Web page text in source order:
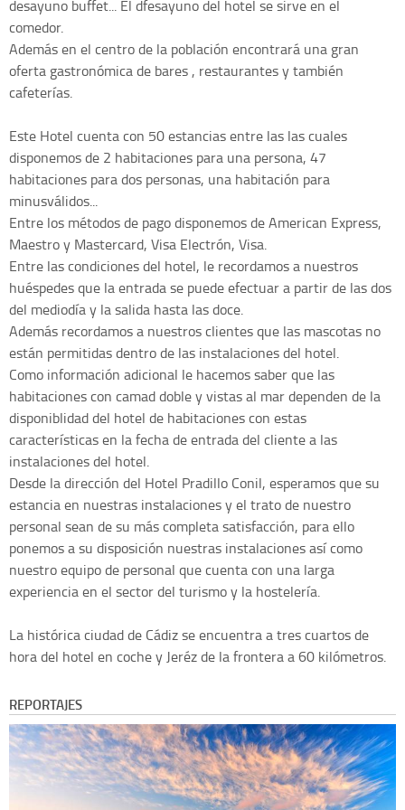
desayuno buffet... El dfesayuno del hotel se sirve en el
comedor.
Además en el centro de la población encontrará una gran
oferta gastronómica de bares , restaurantes y también
cafeterías.
Este Hotel cuenta con 50 estancias entre las las cuales
disponemos de 2 habitaciones para una persona, 47
habitaciones para dos personas, una habitación para
minusválidos...
Entre los métodos de pago disponemos de American Express,
Maestro y Mastercard, Visa Electrón, Visa.
Entre las condiciones del hotel, le recordamos a nuestros
huéspedes que la entrada se puede efectuar a partir de las dos
del mediodía y la salida hasta las doce.
Además recordamos a nuestros clientes que las mascotas no
están permitidas dentro de las instalaciones del hotel.
Como información adicional le hacemos saber que las
habitaciones con camad doble y vistas al mar dependen de la
disponiblidad del hotel de habitaciones con estas
características en la fecha de entrada del cliente a las
instalaciones del hotel.
Desde la dirección del Hotel Pradillo Conil, esperamos que su
estancia en nuestras instalaciones y el trato de nuestro
personal sean de su más completa satisfacción, para ello
ponemos a su disposición nuestras instalaciones así como
nuestro equipo de personal que cuenta con una larga
experiencia en el sector del turismo y la hostelería.
La histórica ciudad de Cádiz se encuentra a tres cuartos de
hora del hotel en coche y Jeréz de la frontera a 60 kilómetros.
REPORTAJES